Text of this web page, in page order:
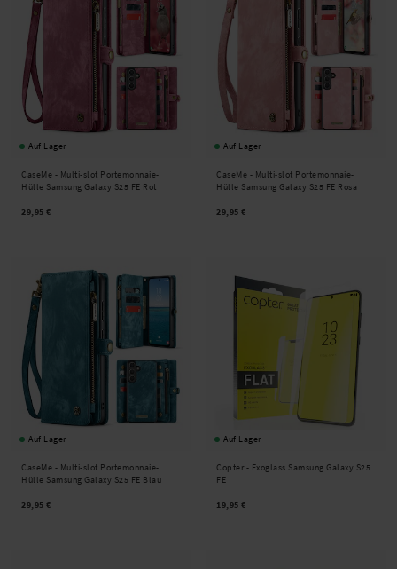
Auf Lager
CaseMe - Multi-slot Portemonnaie-
Hülle Samsung Galaxy S25 FE Rot
29,95 €
Auf Lager
CaseMe - Multi-slot Portemonnaie-
Hülle Samsung Galaxy S25 FE Rosa
29,95 €
Auf Lager
CaseMe - Multi-slot Portemonnaie-
Hülle Samsung Galaxy S25 FE Blau
29,95 €
Auf Lager
Copter - Exoglass Samsung Galaxy S25
FE
19,95 €